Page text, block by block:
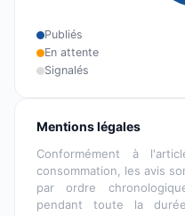
Publiés
En attente
Signalés
Mentions légales
Conformément à
consommation, les avis
par ordre
pendant toute la